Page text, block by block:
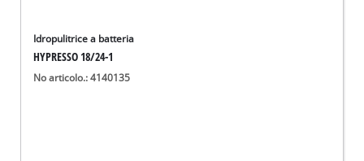
Idropulitrice a batteria
HYPRESSO 18/24-1
No articolo.: 4140135